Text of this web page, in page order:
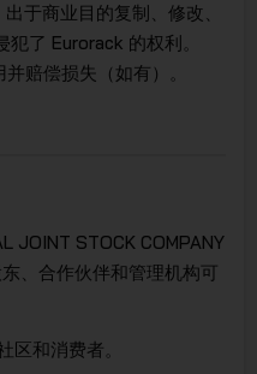
于商业目的复制、修改、
了 Eurorack 的权利。
赔偿损失（如有）。
JOINT STOCK COMPANY
、合作伙伴和管理机构可
区和消费者。